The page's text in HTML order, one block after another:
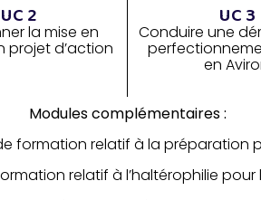
UC 2
la mise en
projet d’action
UC 3
Conduire une
en
Modules complémentaires :
formation relatif à la préparation
relatif à l’haltérophilie pour